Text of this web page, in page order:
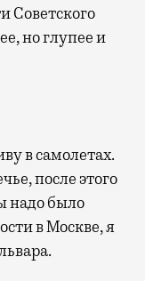
Советского
но глупее и
в самолетах.
после этого
надо было
в Москве, я